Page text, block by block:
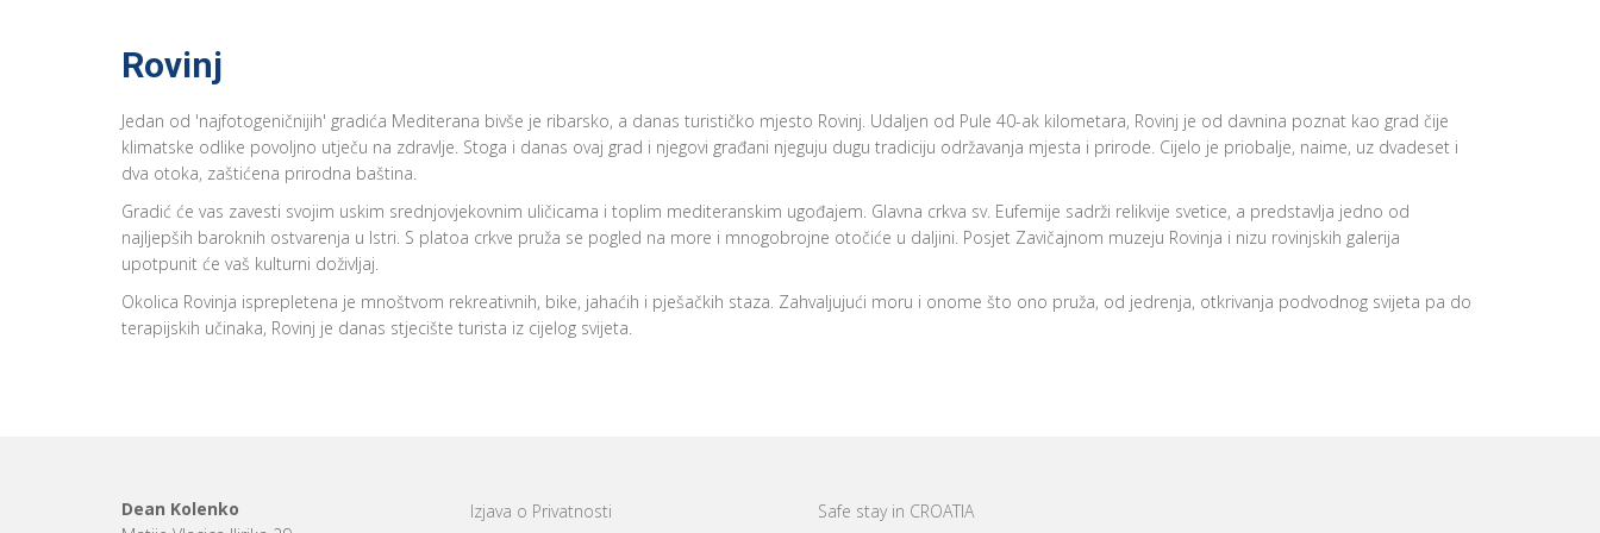
Rovinj
Jedan od 'najfotogeničnijih' gradića Mediterana bivše je ribarsko, a danas turističko mjesto Rovinj. Udaljen od Pule 40-ak kilometara, Rovinj je od davnina poznat kao grad čije
klimatske odlike povoljno utječu na zdravlje. Stoga i danas ovaj grad i njegovi građani njeguju dugu tradiciju održavanja mjesta i prirode. Cijelo je priobalje, naime, uz dvadeset i
dva otoka, zaštićena prirodna baština.
Gradić će vas zavesti svojim uskim srednjovjekovnim uličicama i toplim mediteranskim ugođajem. Glavna crkva sv. Eufemije sadrži relikvije svetice, a predstavlja jedno od
najljepših baroknih ostvarenja u Istri. S platoa crkve pruža se pogled na more i mnogobrojne otočiće u daljini. Posjet Zavičajnom muzeju Rovinja i nizu rovinjskih galerija
upotpunit će vaš kulturni doživljaj.
Okolica Rovinja isprepletena je mnoštvom rekreativnih, bike, jahaćih i pješačkih staza. Zahvaljujući moru i onome što ono pruža, od jedrenja, otkrivanja podvodnog svijeta pa do
terapijskih učinaka, Rovinj je danas stjecište turista iz cijelog svijeta.
Dean Kolenko
Izjava o Privatnosti
Safe stay in CROATIA